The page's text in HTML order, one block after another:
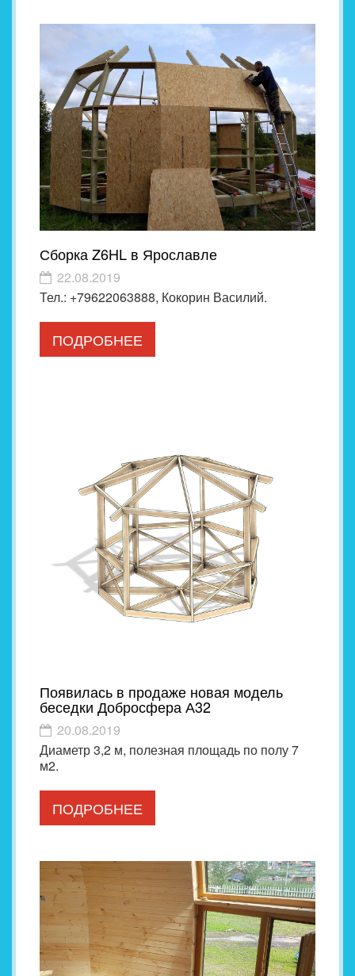
Сборка Z6HL в Ярославле
22.08.2019
Тел.: +79622063888, Кокорин Василий.
ПОДРОБНЕЕ
Появилась в продаже новая модель
беседки Добросфера А32
20.08.2019
Диаметр 3,2 м, полезная площадь по полу 7
м2.
ПОДРОБНЕЕ